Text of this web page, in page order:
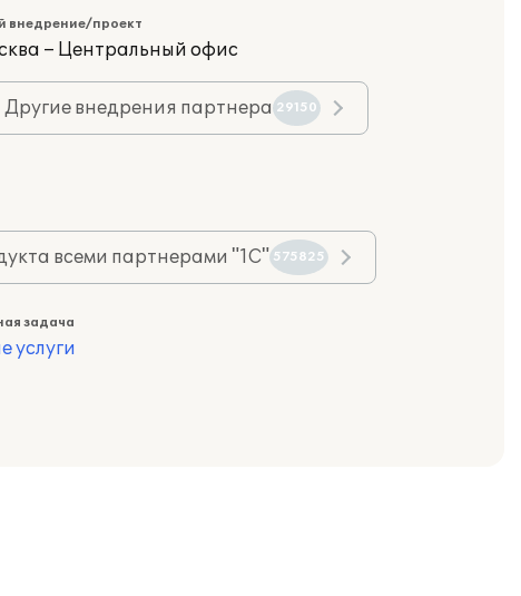
внедрение/проект
– Центральный офис
Другие внедрения партнера 29150
всеми партнерами "1С" 575825
задача
услуги